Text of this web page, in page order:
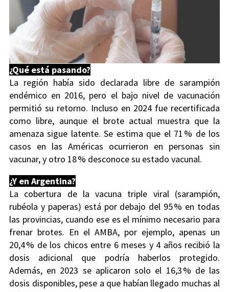
¿Qué está pasando?
La región había sido declarada libre de sarampión
endémico en 2016, pero el bajo nivel de vacunación
permitió su retorno. Incluso en 2024 fue recertificada
como libre, aunque el brote actual muestra que la
amenaza sigue latente. Se estima que el 71 % de los
casos en las Américas ocurrieron en personas sin
vacunar, y otro 18 % desconoce su estado vacunal.
¿Y en Argentina?
La cobertura de la vacuna triple viral (sarampión,
rubéola y paperas) está por debajo del 95 % en todas
las provincias, cuando ese es el mínimo necesario para
frenar brotes. En el AMBA, por ejemplo, apenas un
20,4 % de los chicos entre 6 meses y 4 años recibió la
dosis adicional que podría haberlos protegido.
Además, en 2023 se aplicaron solo el 16,3 % de las
dosis disponibles, pese a que habían llegado muchas al